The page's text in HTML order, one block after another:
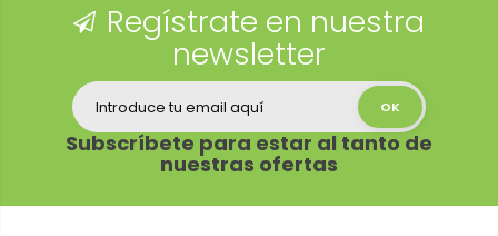
Regístrate en nuestra
newsletter
Subscríbete para estar al tanto de
nuestras ofertas